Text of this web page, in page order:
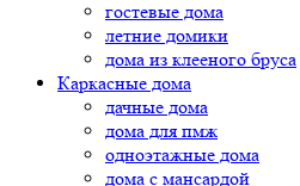
гостевые дома
летние домики
дома из клееного бруса
Каркасные дома
дачные дома
дома для пмж
одноэтажные дома
дома с мансардой